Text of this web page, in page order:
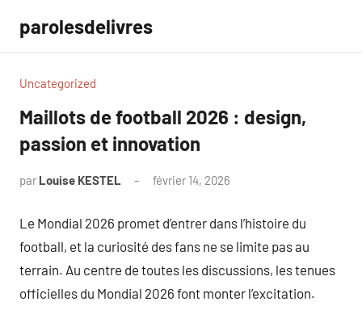
contenu
parolesdelivres
Uncategorized
Maillots de football 2026 : design,
passion et innovation
par Louise KESTEL février 14, 2026
Le Mondial 2026 promet d’entrer dans l’histoire du
football, et la curiosité des fans ne se limite pas au
terrain. Au centre de toutes les discussions, les tenues
officielles du Mondial 2026 font monter l’excitation.